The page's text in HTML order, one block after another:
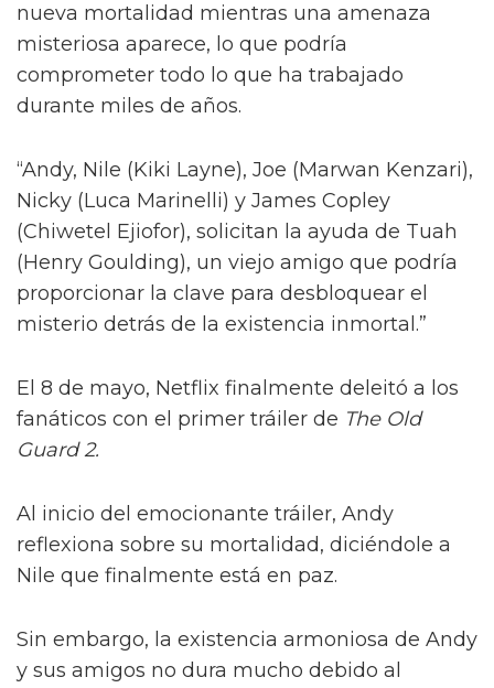
nueva mortalidad mientras una amenaza
misteriosa aparece, lo que podría
comprometer todo lo que ha trabajado
durante miles de años.
“Andy, Nile (Kiki Layne), Joe (Marwan Kenzari),
Nicky (Luca Marinelli) y James Copley
(Chiwetel Ejiofor), solicitan la ayuda de Tuah
(Henry Goulding), un viejo amigo que podría
proporcionar la clave para desbloquear el
misterio detrás de la existencia inmortal.”
El 8 de mayo, Netflix finalmente deleitó a los
fanáticos con el primer tráiler de The Old
Guard 2.
Al inicio del emocionante tráiler, Andy
reflexiona sobre su mortalidad, diciéndole a
Nile que finalmente está en paz.
Sin embargo, la existencia armoniosa de Andy
y sus amigos no dura mucho debido al